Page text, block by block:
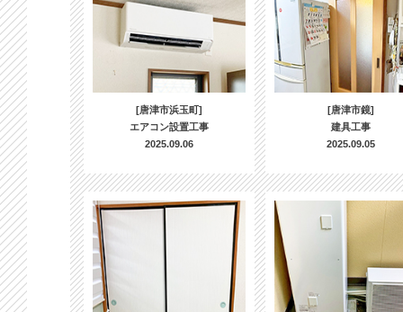
[唐津市浜玉町]
エアコン設置工事
2025.09.06
[唐津市鏡]
建具工事
2025.09.05